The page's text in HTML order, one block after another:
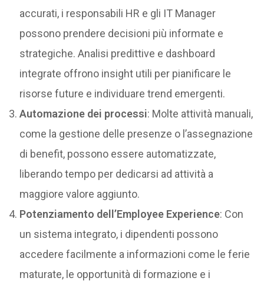
accurati, i responsabili HR e gli IT Manager
possono prendere decisioni più informate e
strategiche. Analisi predittive e dashboard
integrate offrono insight utili per pianificare le
risorse future e individuare trend emergenti.
Automazione dei processi: Molte attività manuali,
come la gestione delle presenze o l’assegnazione
di benefit, possono essere automatizzate,
liberando tempo per dedicarsi ad attività a
maggiore valore aggiunto.
Potenziamento dell’Employee Experience: Con
un sistema integrato, i dipendenti possono
accedere facilmente a informazioni come le ferie
maturate, le opportunità di formazione e i